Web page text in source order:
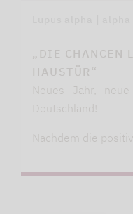
„DIE CHANCEN
HAUSTÜR“
Neues Jahr,
Deutschland!
Nachdem die